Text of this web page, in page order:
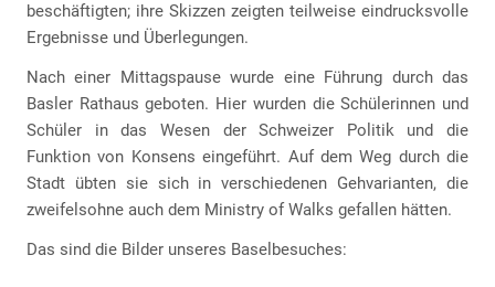
beschäftigten; ihre Skizzen zeigten teilweise eindrucksvolle
Ergebnisse und Überlegungen.
Nach einer Mittagspause wurde eine Führung durch das
Basler Rathaus geboten. Hier wurden die Schülerinnen und
Schüler in das Wesen der Schweizer Politik und die
Funktion von Konsens eingeführt. Auf dem Weg durch die
Stadt übten sie sich in verschiedenen Gehvarianten, die
zweifelsohne auch dem Ministry of Walks gefallen hätten.
Das sind die Bilder unseres Baselbesuches: